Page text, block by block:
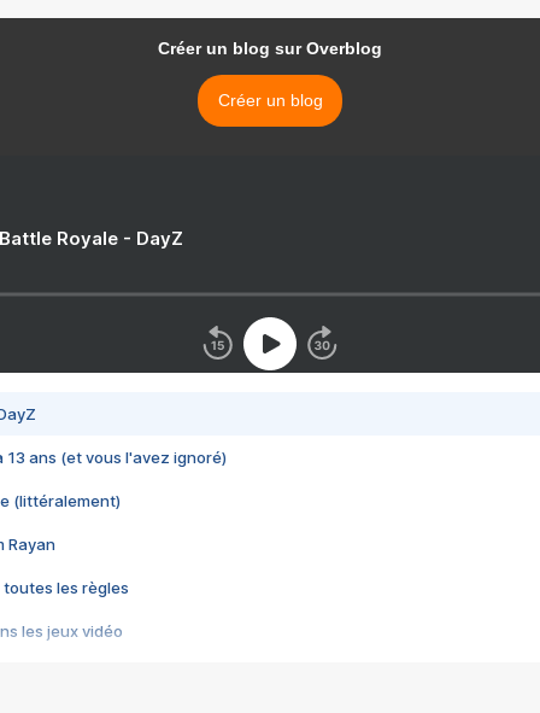
Créer un blog sur Overblog
Créer un blog
Royale - DayZ
13 ans (et vous l'avez ignoré)
(littéralement)
Rayan
toutes les règles
les jeux vidéo